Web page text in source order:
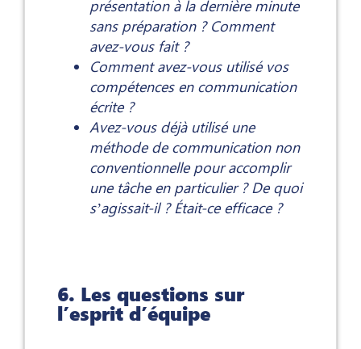
présentation à la dernière minute
sans préparation ? Comment
avez-vous fait ?
Comment avez-vous utilisé vos
compétences en communication
écrite ?
Avez-vous déjà utilisé une
méthode de communication non
conventionnelle pour accomplir
une tâche en particulier ? De quoi
s’agissait-il ? Était-ce efficace ?
6. Les questions sur
l’esprit d’équipe